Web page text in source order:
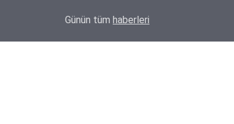
Günün tüm haberleri